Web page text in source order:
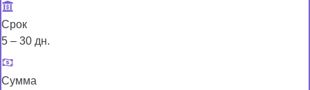
Срок
5 – 30 дн.
Сумма